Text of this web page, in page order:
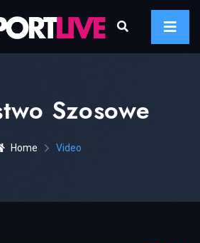
Szosowe
Home Video